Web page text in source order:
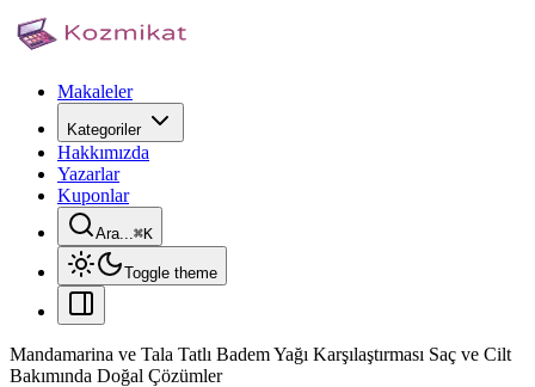
Makaleler
Kategoriler
Hakkımızda
Yazarlar
Kuponlar
Ara...⌘K
Toggle theme
Mandamarina ve Tala Tatlı Badem Yağı Karşılaştırması Saç ve Cilt
Bakımında Doğal Çözümler